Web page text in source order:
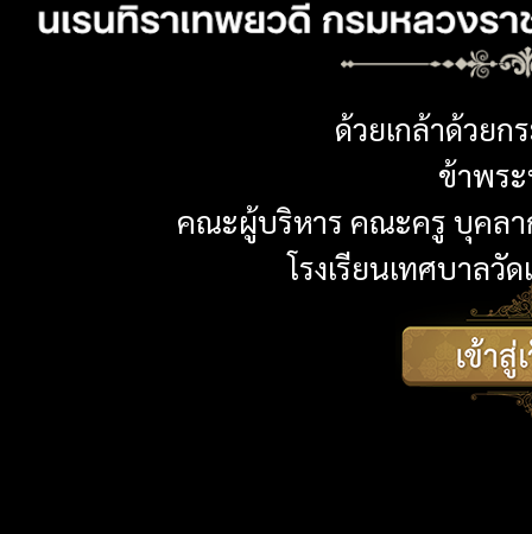
ด้วยเกล้าด้วยก
ข้าพร
คณะผู้บริหาร คณะครู บุคลา
โรงเรียนเทศบาลวั